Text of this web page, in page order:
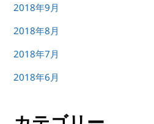
2018年9月
2018年8月
2018年7月
2018年6月